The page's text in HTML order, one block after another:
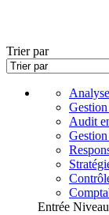
Trier par
Audit
Entrée